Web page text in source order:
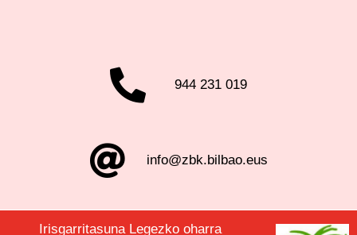
944 231 019
info@zbk.bilbao.eus
Irisgarritasuna Legezko oharra